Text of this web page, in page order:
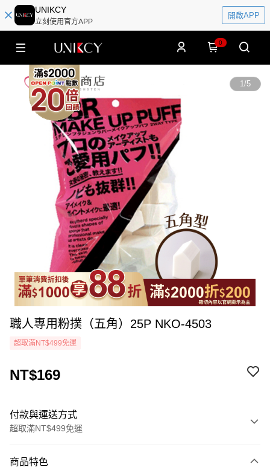
UNIKCY
立刻使用官方APP
開啟APP
0
1/5
職人專用粉撲（五角）25P NKO-4503
超取滿NT$499免運
NT$169
付款與運送方式
超取滿NT$499免運
icash Pay
商品特色